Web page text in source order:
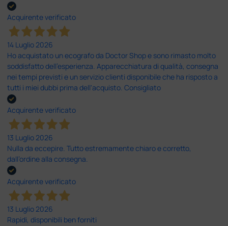
Acquirente verificato
14 Luglio 2026
Ho acquistato un ecografo da Doctor Shop e sono rimasto molto
soddisfatto dell'esperienza. Apparecchiatura di qualità, consegna
nei tempi previsti e un servizio clienti disponibile che ha risposto a
tutti i miei dubbi prima dell'acquisto. Consigliato
Acquirente verificato
13 Luglio 2026
Nulla da eccepire. Tutto estremamente chiaro e corretto,
dall’ordine alla consegna.
Acquirente verificato
13 Luglio 2026
Rapidi, disponibili ben forniti